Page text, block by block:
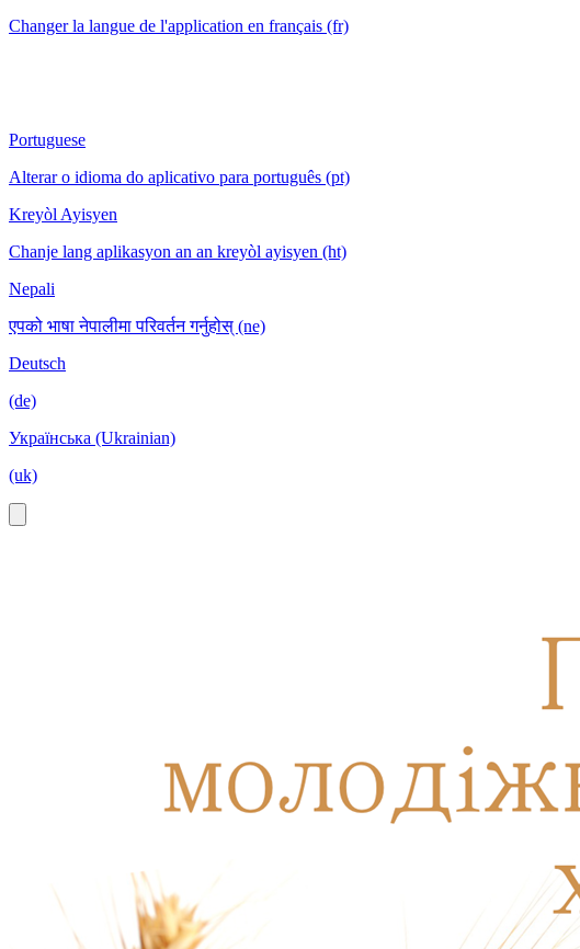
Changer la langue de l'application en français (fr)
Portuguese
Alterar o idioma do aplicativo para português (pt)
Kreyòl Ayisyen
Chanje lang aplikasyon an an kreyòl ayisyen (ht)
Nepali
एपको भाषा नेपालीमा परिवर्तन गर्नुहोस् (ne)
Deutsch
(de)
Українська (Ukrainian)
(uk)